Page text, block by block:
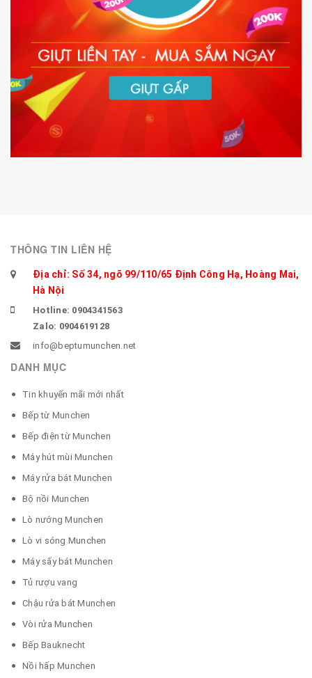
THÔNG TIN LIÊN HỆ
Địa chỉ: Số 34, ngõ 99/110/65 Định Công Hạ, Hoàng Mai,
Hà Nội
Hotline: 0904341563
Zalo: 0904619128
info@beptumunchen.net
DANH MỤC
Tin khuyến mãi mới nhất
Bếp từ Munchen
Bếp điện từ Munchen
Máy hút mùi Munchen
Máy rửa bát Munchen
Bộ nồi Munchen
Lò nướng Munchen
Lò vi sóng Munchen
Máy sấy bát Munchen
Tủ rượu vang
Chậu rửa bát Munchen
Vòi rửa Munchen
Bếp Bauknecht
Nồi hấp Munchen